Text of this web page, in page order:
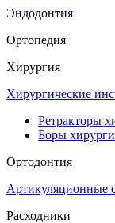
Эндодонтия
Ортопедия
Хирургия
Хирургические
Ретракторы
Боры
Ортодонтия
Артикуляционные
Расходники